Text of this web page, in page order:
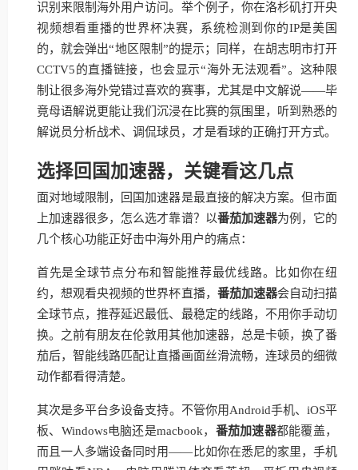
识别来限制海外用户访问。举个例子，你在洛杉矶打开央
视频想看重播的世界杯决赛，系统检测到你的IP是美国
的，就会弹出“地区限制”的提示；同样，在胡志明市打开
CCTV5的直播链接，也会显示“海外无法观看”。这种限
制让很多海外党错过喜欢的赛事，尤其是中文解说——毕
竟母语解说更能让我们沉浸在比赛的氛围里，听到熟悉的
解说员分析战术、调侃球员，才是看球的正确打开方式。
选择回国加速器，关键看这几点
面对地域限制，回国加速器是最直接的解决方案。但市面
上加速器很多，怎么选才靠谱？以番茄加速器为例，它的
几个核心功能正好击中海外用户的痛点：
首先是全球节点分布和智能推荐最优线路。比如你在纽
约，想观看央视频的世界杯直播， 番茄加速器会自动扫描
全球节点，推荐延迟最低、最稳定的线路，不用你手动切
换。之前有朋友在伦敦用其他加速器，总是卡顿，换了番
茄后，智能线路匹配让直播画面丝滑流畅，连球员的细微
动作都看得清楚。
其次是多平台多设备支持。不管你用Android手机、iOS平
板、Windows电脑还是macbook， 番茄加速器都能覆盖，
而且一人多端设备同时用——比如你在悉尼的家里，手机